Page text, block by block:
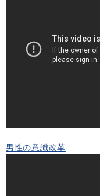
男性の意識改革